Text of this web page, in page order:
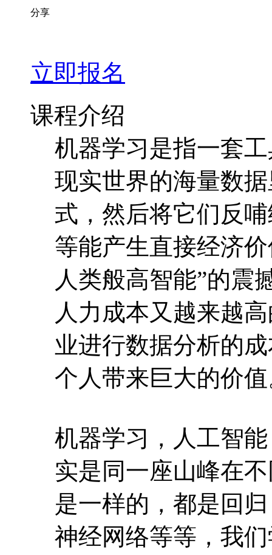
分享
立即报名
课程介绍
机器学习是指一套
现实世界的海量数
式，然后将它们反
等能产生直接经济
人类般高智能”的震
人力成本又越来越
业进行数据分析的
个人带来巨大的价
机器学习，人工智
实是同一座山峰在
是一样的，都是回
神经网络等等，我